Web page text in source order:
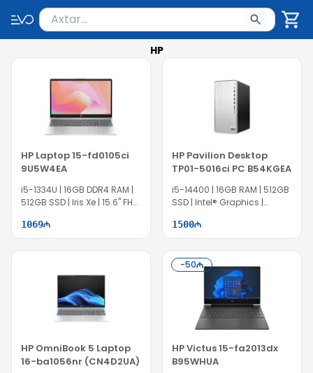
Məhsul axtar
Axtarış üçün ən azı 2 simvol yazın. Göndərmək
HP
HP Laptop 15-fd0105ci
9U5W4EA
i5-1334U | 16GB DDR4 RAM |
512GB SSD | Iris Xe | 15.6" FHD
1069
HP Pavilion Desktop
TP01-5016ci PC B54KGEA
i5-14400 | 16GB RAM | 512GB
SSD | Intel® Graphics |
1500
HP OmniBook 5 Laptop
16-ba1056nr (CN4D2UA)
-50
HP Victus 15-fa2013dx
B95WHUA